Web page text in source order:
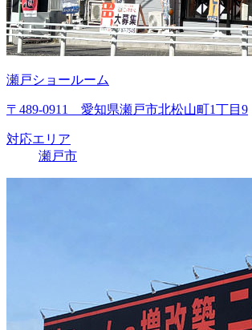
瀬戸ショールーム
〒489-0911 愛知県瀬戸市北松山町1丁目9
対応エリア
瀬戸市